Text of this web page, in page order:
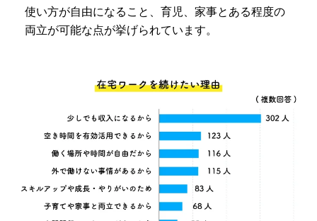
使い方が自由になること、育児、家事とある程度の
両立が可能な点が挙げられています。